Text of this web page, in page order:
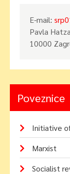
E-mail:
Pavla
10000
Poveznice
Initiative
Marxist
Socialist